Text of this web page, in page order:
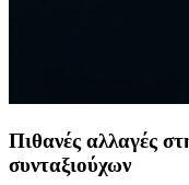
Πιθανές αλλαγές
συνταξιούχων